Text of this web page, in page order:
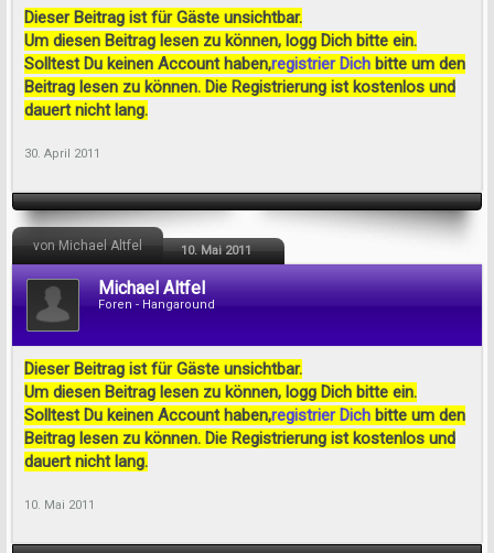
Dieser Beitrag ist für Gäste unsichtbar.
Um diesen Beitrag lesen zu können, logg Dich bitte ein.
Solltest Du keinen Account haben,registrier Dich bitte um den
Beitrag lesen zu können. Die Registrierung ist kostenlos und
dauert nicht lang.
30. April 2011
von Michael Altfel 10. Mai 2011
Michael Altfel
Foren - Hangaround
Dieser Beitrag ist für Gäste unsichtbar.
Um diesen Beitrag lesen zu können, logg Dich bitte ein.
Solltest Du keinen Account haben,registrier Dich bitte um den
Beitrag lesen zu können. Die Registrierung ist kostenlos und
dauert nicht lang.
10. Mai 2011